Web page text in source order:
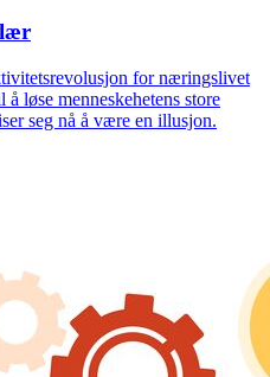
for næringslivet
løse menneskehetens store
seg nå å være en illusjon.